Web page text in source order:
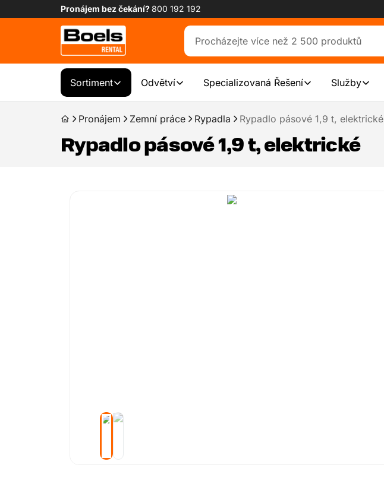
Pronájem bez čekání?800 192 192
Sortiment Odvětví Specializovaná Řešení Služby
Pronájem Zemní práce Rypadla Rypadlo pásové 1,9 t, elektrické
Rypadlo pásové 1,9 t, elektrické